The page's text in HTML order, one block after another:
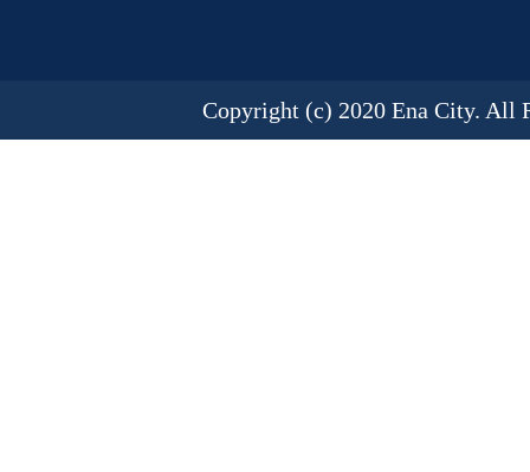
Copyright (c) 2020 Ena City. All